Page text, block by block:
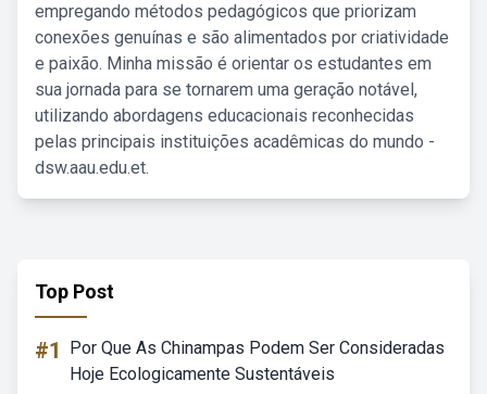
empregando métodos pedagógicos que priorizam
conexões genuínas e são alimentados por criatividade
e paixão. Minha missão é orientar os estudantes em
sua jornada para se tornarem uma geração notável,
utilizando abordagens educacionais reconhecidas
pelas principais instituições acadêmicas do mundo -
dsw.aau.edu.et.
Top Post
#1
Por Que As Chinampas Podem Ser Consideradas
Hoje Ecologicamente Sustentáveis